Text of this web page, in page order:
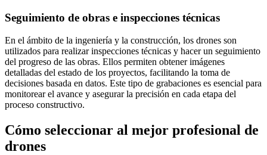
Seguimiento de obras e inspecciones técnicas
En el ámbito de la ingeniería y la construcción, los drones son
utilizados para realizar inspecciones técnicas y hacer un seguimiento
del progreso de las obras. Ellos permiten obtener imágenes
detalladas del estado de los proyectos, facilitando la toma de
decisiones basada en datos. Este tipo de grabaciones es esencial para
monitorear el avance y asegurar la precisión en cada etapa del
proceso constructivo.
Cómo seleccionar al mejor profesional de
drones